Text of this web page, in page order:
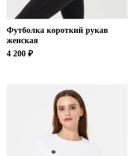
Футболка короткий рукав
женская
4 200 ₽